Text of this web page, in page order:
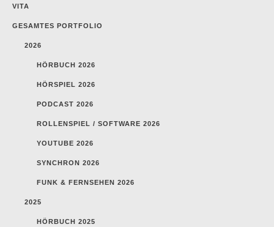
VITA
GESAMTES PORTFOLIO
2026
HÖRBUCH 2026
HÖRSPIEL 2026
PODCAST 2026
ROLLENSPIEL / SOFTWARE 2026
YOUTUBE 2026
SYNCHRON 2026
FUNK & FERNSEHEN 2026
2025
HÖRBUCH 2025